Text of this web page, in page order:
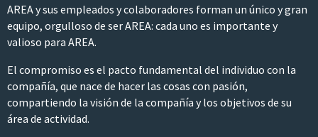
AREA y sus empleados y colaboradores forman un único y gran
equipo, orgulloso de ser AREA: cada uno es importante y
valioso para AREA.
El compromiso es el pacto fundamental del individuo con la
compañía, que nace de hacer las cosas con pasión,
compartiendo la visión de la compañía y los objetivos de su
área de actividad.